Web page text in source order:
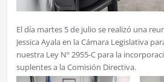
El día martes 5 de julio se realizó una
Jessica Ayala en la Cámara Legislativa
nuestra Ley Nº 2955-C para la
suplentes a la Comisión Directiva.